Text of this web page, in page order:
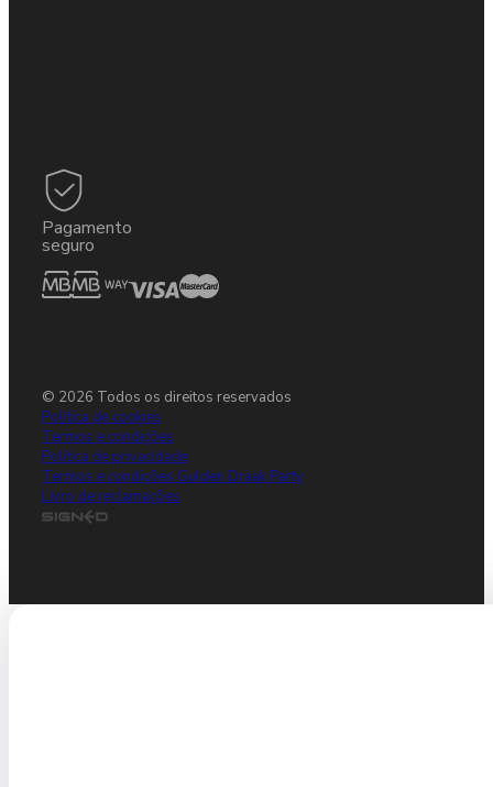
Pagamento
seguro
© 2026 Todos os direitos reservados
Política de cookies
Termos e condições
Política de privacidade
Termos e condições Gulden Draak Party
Livro de reclamações